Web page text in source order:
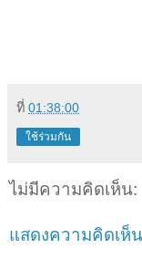
ที่ 01:38:00
ใช้ร่วมกัน
ไม่มีความคิดเห็น:
แสดงความคิดเห็น